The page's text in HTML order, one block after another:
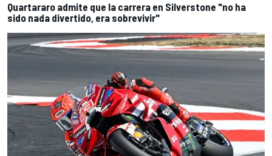
Quartararo admite que la carrera en Silverstone "no ha
sido nada divertido, era sobrevivir"